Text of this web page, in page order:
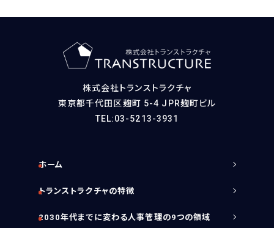
プライバシーポリシー
RECRUIT
採用情報トップ
募集要項
採用エントリー
OTHER
コラム
株式会社トランストラクチャ
東京都千代田区麹町 5-4 JPR麹町ビル
TEL:03-5213-3931
ホーム
トランストラクチャの特徴
2030年代までに変わる人事管理の9つの領域